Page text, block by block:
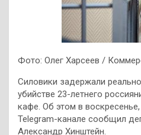
Фото: Олег Харсеев /
Силовики задержали
убийстве 23-летнего
кафе. Об этом в
Telegram-канале сообщил
Александр Хинштейн.